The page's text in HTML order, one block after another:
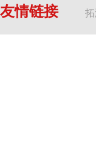
友情链接